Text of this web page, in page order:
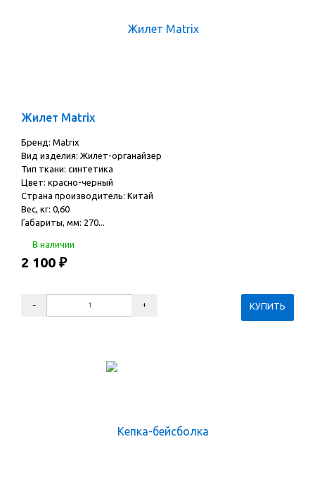
Жилет Matrix
Бренд: Matrix
Вид изделия: Жилет-органайзер
Тип ткани: синтетика
Цвет: красно-черный
Страна производитель: Китай
Вес, кг: 0,60
Габариты, мм: 270...
В наличии
2 100 ₽